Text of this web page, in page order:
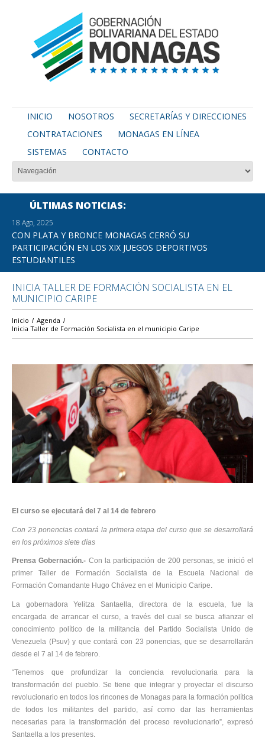
INICIO NOSOTROS
SECRETARÍAS Y DIRECCIONES
CONTRATACIONES
MONAGAS EN LÍNEA
SISTEMAS
CONTACTO
ÚLTIMAS NOTICIAS
18 Ago, 2025
CON PLATA Y BRONCE MONAGAS CERRÓ SU
PARTICIPACIÓN EN LOS XIX JUEGOS DEPORTIVOS
ESTUDIANTILES
INICIA TALLER DE FORMACIÓN SOCIALISTA EN EL
MUNICIPIO CARIPE
Inicio
Agenda
Inicia Taller de Formación Socialista en el municipio Caripe
El curso se ejecutará del 7 al 14 de febrero
Con 23 ponencias contará la primera etapa del curso que se desarrollará
en los próximos siete días
Prensa Gobernación.- Con la participación de 200 personas, se inició el
primer Taller de Formación Socialista de la Escuela Nacional de
Formación Comandante Hugo Chávez en el Municipio Caripe.
La gobernadora Yelitza Santaella, directora de la escuela, fue la
encargada de arrancar el curso, a través del cual se busca afianzar el
conocimiento político de la militancia del Partido Socialista Unido de
Venezuela (Psuv) y que contará con 23 ponencias, que se desarrollarán
desde el 7 al 14 de febrero.
“Tenemos que profundizar la conciencia revolucionaria para la
transformación del pueblo. Se tiene que integrar y proyectar el discurso
revolucionario en todos los rincones de Monagas para la formación política
de todos los militantes del partido, así como dar las herramientas
necesarias para la transformación del proceso revolucionario”, expresó
Santaella a los presentes.